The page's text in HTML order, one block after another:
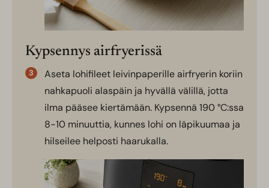
Kypsennys airfryerissä
Aseta lohifileet leivinpaperille airfryerin koriin
nahkapuoli alaspäin ja hyvällä välillä, jotta
ilma pääsee kiertämään. Kypsennä 190 °C:ssa
8-10 minuuttia, kunnes lohi on läpikuumaa ja
hilseilee helposti haarukalla.